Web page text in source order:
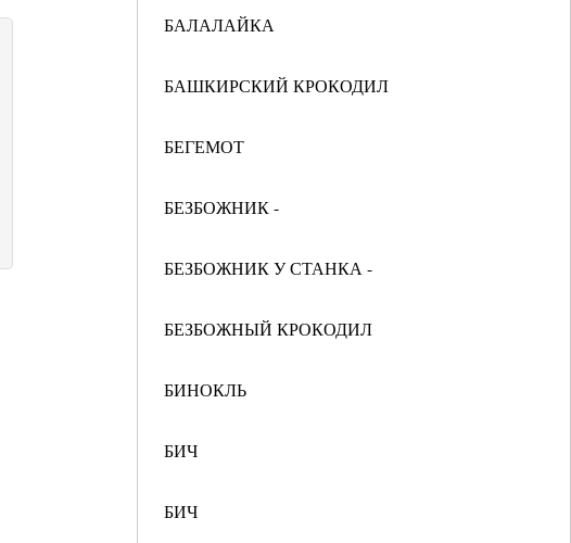
БАЛАЛАЙКА
БАШКИРСКИЙ КРОКОДИЛ
БЕГЕМОТ
БЕЗБОЖНИК -
БЕЗБОЖНИК У СТАНКА -
БЕЗБОЖНЫЙ КРОКОДИЛ
БИНОКЛЬ
БИЧ
БИЧ